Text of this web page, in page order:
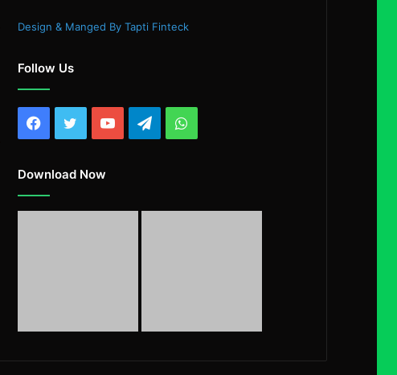
Design & Manged By Tapti Finteck
Follow Us
Facebook
TwitterYouTubeTelegramWhatsApp
Download Now